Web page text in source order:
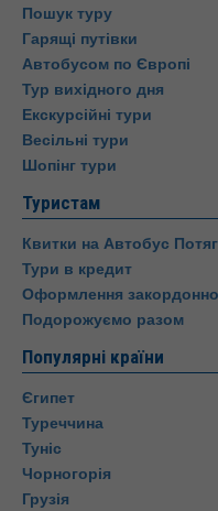
Пошук туру
Гарящі путівки
Автобусом по Європі
Тур вихідного дня
Екскурсійні тури
Весільні тури
Шопінг тури
Туристам
Квитки на Автобус Потяг
Тури в кредит
Оформлення
Подорожуємо разом
Популярні країни
Єгипет
Туреччина
Туніс
Чорногорія
Грузія